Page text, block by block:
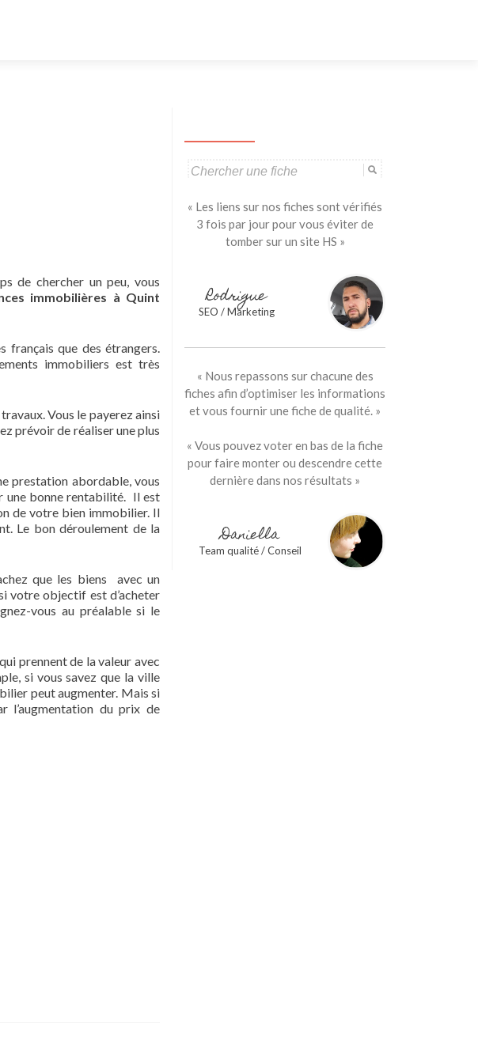
de chercher un peu, vous
immobilières à Quint
français que des étrangers.
immobiliers est très
Vous le payerez ainsi
prévoir de réaliser une plus
prestation abordable, vous
une bonne rentabilité. Il est
de votre bien immobilier. Il
Le bon déroulement de la
que les biens avec un
votre objectif est d’acheter
vous au préalable si le
prennent de la valeur avec
si vous savez que la ville
peut augmenter. Mais si
l’augmentation du prix de
Search
« Les liens sur nos fiches sont vérifiés
3 fois par jour pour vous éviter de
tomber sur un site HS »
Rodrigue
SEO / Marketing
« Nous repassons sur chacune des
fiches afin d’optimiser les informations
et vous fournir une fiche de qualité. »
« Vous pouvez voter en bas de la fiche
pour faire monter ou descendre cette
dernière dans nos résultats »
Daniella
Team qualité / Conseil